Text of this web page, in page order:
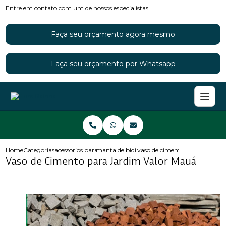
Entre em contato com um de nossos especialistas!
Faça seu orçamento agora mesmo
Faça seu orçamento por Whatsapp
HomeCategoriasacessorios para jardinsmanta de bidim para jardimvaso de cimento para jardim
Vaso de Cimento para Jardim Valor Mauá